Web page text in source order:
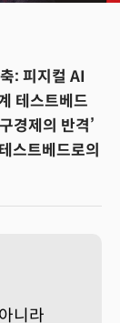
: 피지컬 AI
테스트베드
경제의 반격’
스트베드로의
니라